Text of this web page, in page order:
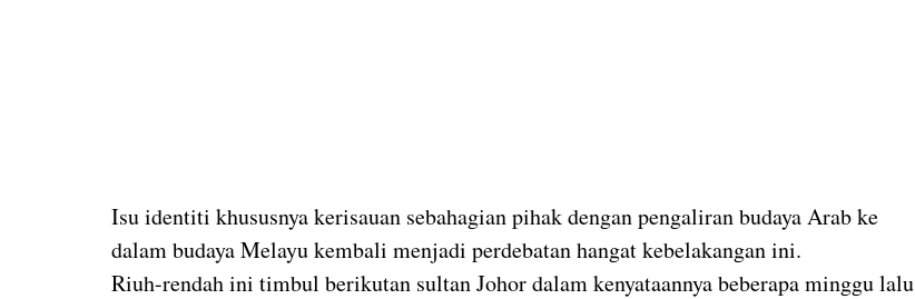
Isu identiti khususnya kerisauan sebahagian pihak dengan pengaliran budaya Arab ke
dalam budaya Melayu kembali menjadi perdebatan hangat kebelakangan ini.
Riuh-rendah ini timbul berikutan sultan Johor dalam kenyataannya beberapa minggu lalu